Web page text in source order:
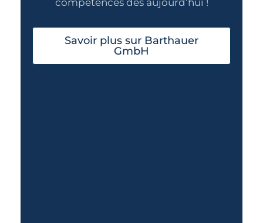
compétences dès aujourd’hui !
Savoir plus sur Barthauer
GmbH